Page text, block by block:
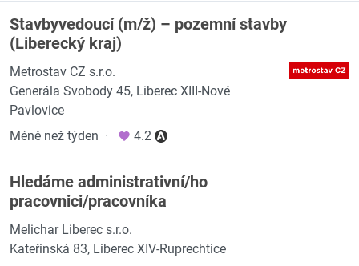
Stavbyvedoucí (m/ž) – pozemní stavby
(Liberecký kraj)
Metrostav CZ s.r.o.
Generála Svobody 45, Liberec XIII-Nové
Pavlovice
Méně než týden · 4.2
Hledáme administrativní/ho
pracovnici/pracovníka
Melichar Liberec s.r.o.
Kateřinská 83, Liberec XIV-Ruprechtice